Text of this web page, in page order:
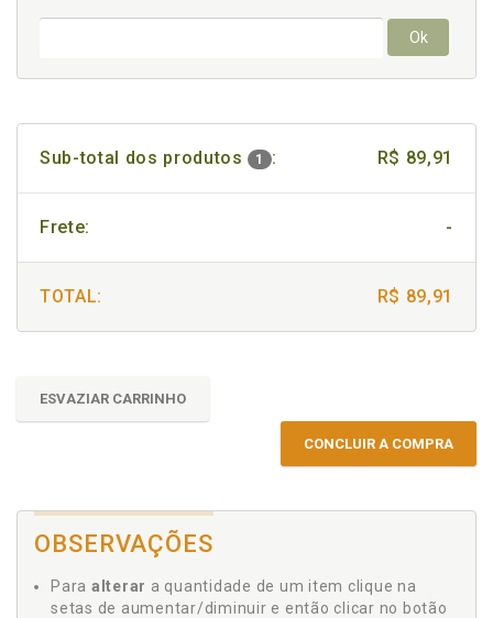
Ok
Sub-total dos produtos 1 : R$ 89,91
Frete: -
TOTAL: R$ 89,91
ESVAZIAR CARRINHO
CONCLUIR A COMPRA
OBSERVAÇÕES
Para alterar a quantidade de um item clique na
setas de aumentar/diminuir e então clicar no botão